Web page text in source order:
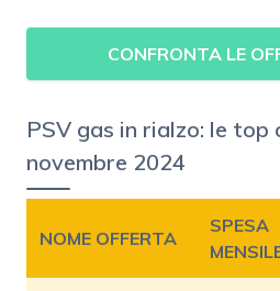
CONFRONTA LE
PSV gas in rialzo: le
novembre 2024
NOME OFFERTA
SPESA